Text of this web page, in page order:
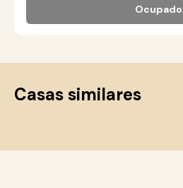
Ocupado
Casas similares